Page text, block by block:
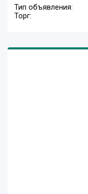
Тип объявления:
Торг: